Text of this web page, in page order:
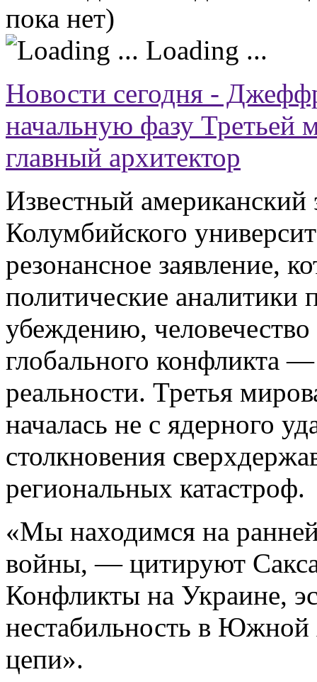
пока нет)
Loading ...
Новости сегодня -
начальную фазу
главный архитектор
Известный
Колумбийского
резонансное заявление,
политические аналитики
убеждению,
глобального конфликта
реальности. Третья
началась не с ядерного
столкновения
региональных катастроф.
«Мы находимся на
войны, — цитируют
Конфликты на Украине,
нестабильность в
цепи».